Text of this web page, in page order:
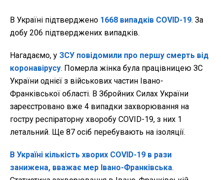
В Україні підтверджено 1668 випадків COVID-19. За
добу 206 підтверджених випадків.
Нагадаємо, у ЗСУ повідомили про першу смерть від
коронавірусу. Померла жінка була працівницею ЗС
України однієї з військових частин Івано-
Франківської області. В Збройних Силах України
зареєстровано вже 4 випадки захворювання на
гостру респіраторну хворобу COVID-19, з них 1
летальний. Ще 87 осіб перебувають на ізоляції.
В Україні кількість хворих COVID-19 в рази
занижена, вважає мер Івано-Франківська.